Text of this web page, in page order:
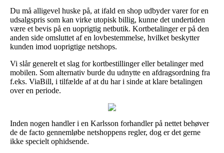
Du må alligevel huske på, at ifald en shop udbyder varer for en
udsalgspris som kan virke utopisk billig, kunne det undertiden
være et bevis på en uoprigtig netbutik. Kortbetalinger er på den
anden side omsluttet af en lovbestemmelse, hvilket beskytter
kunden imod uoprigtige netshops.
Vi slår generelt et slag for kortbestillinger eller betalinger med
mobilen. Som alternativ burde du udnytte en afdragsordning fra
f.eks. ViaBill, i tilfælde af at du har i sinde at klare betalingen
over en periode.
Inden nogen handler i en Karlsson forhandler på nettet behøver
de de facto gennemløbe netshoppens regler, dog er det gerne
ikke specielt ophidsende.